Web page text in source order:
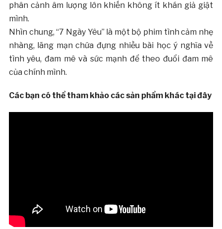
phân cảnh âm lượng lớn khiến không ít khán giả giật
mình.
Nhìn chung, “7 Ngày Yêu” là một bộ phim tình cảm nhẹ
nhàng, lãng mạn chứa đựng nhiều bài học ý nghĩa về
tình yêu, đam mê và sức mạnh để theo đuổi đam mê
của chính mình.
Các bạn có thể tham khảo các sản phẩm khác tại đây